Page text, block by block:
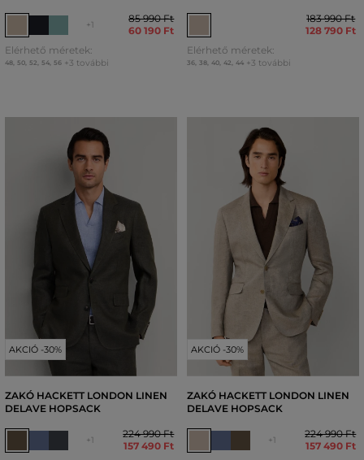
+1
85 990 Ft
60 190 Ft
Elérhető méretek:
48, 50, 52, 54, 56 +3 további
183 990 Ft
128 790 Ft
Elérhető méretek:
36, 38, 40, 42, 44 +3 további
AKCIÓ -30%
ZAKÓ HACKETT LONDON LINEN
DELAVE HOPSACK
+1
224 990 Ft
157 490 Ft
AKCIÓ -30%
ZAKÓ HACKETT LONDON LINEN
DELAVE HOPSACK
+1
224 990 Ft
157 490 Ft